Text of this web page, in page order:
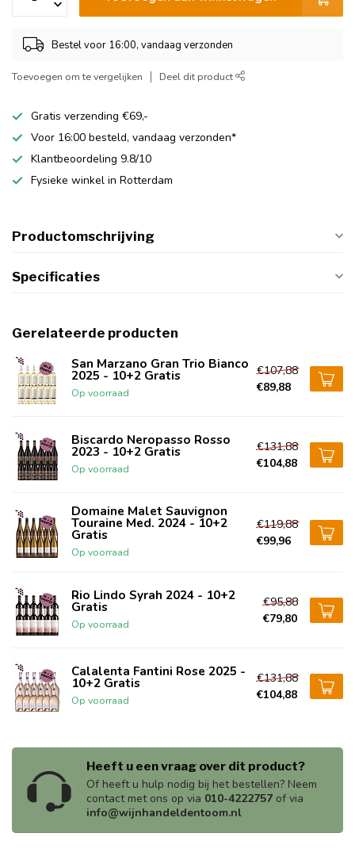
Bestel voor 16:00, vandaag verzonden
Toevoegen om te vergelijken Deel dit product
Gratis verzending €69,-
Voor 16:00 besteld, vandaag verzonden*
Klantbeoordeling 9.8/10
Fysieke winkel in Rotterdam
Productomschrijving
Specificaties
Gerelateerde producten
San Marzano Gran Trio Bianco
2025 - 10+2 Gratis
Op voorraad
€107,88
€89,88
Biscardo Neropasso Rosso
2023 - 10+2 Gratis
Op voorraad
€131,88
€104,88
Domaine Malet Sauvignon
Touraine Med. 2024 - 10+2
Gratis
Op voorraad
€119,88
€99,96
Rio Lindo Syrah 2024 - 10+2
Gratis
Op voorraad
€95,88
€79,80
Calalenta Fantini Rose 2025 -
10+2 Gratis
Op voorraad
€131,88
€104,88
Heeft u een vraag over dit product?
Of heeft u hulp nodig bij het bestellen? Neem
contact met ons op via 010-4222757 of via
info@wijnhandeldentoom.nl